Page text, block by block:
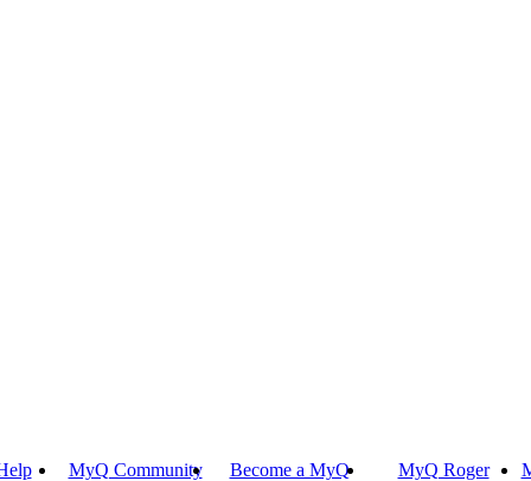
MyQ Community
Become a MyQ
MyQ Roger